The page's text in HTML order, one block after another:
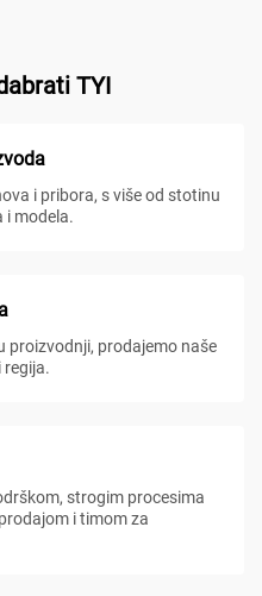
TYI
i pribora, s više od stotinu
i modela.
proizvodnji, prodajemo naše
regija.
strogim procesima
i timom za